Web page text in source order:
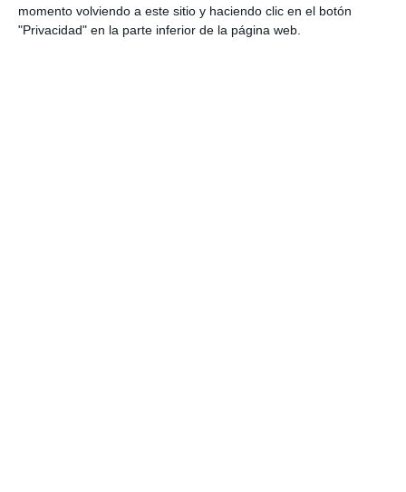
momento volviendo a este sitio y haciendo clic en el botón
"Privacidad" en la parte inferior de la página web.
Avanza: "El seguro continúa canalizando el ahorro de las
familias"